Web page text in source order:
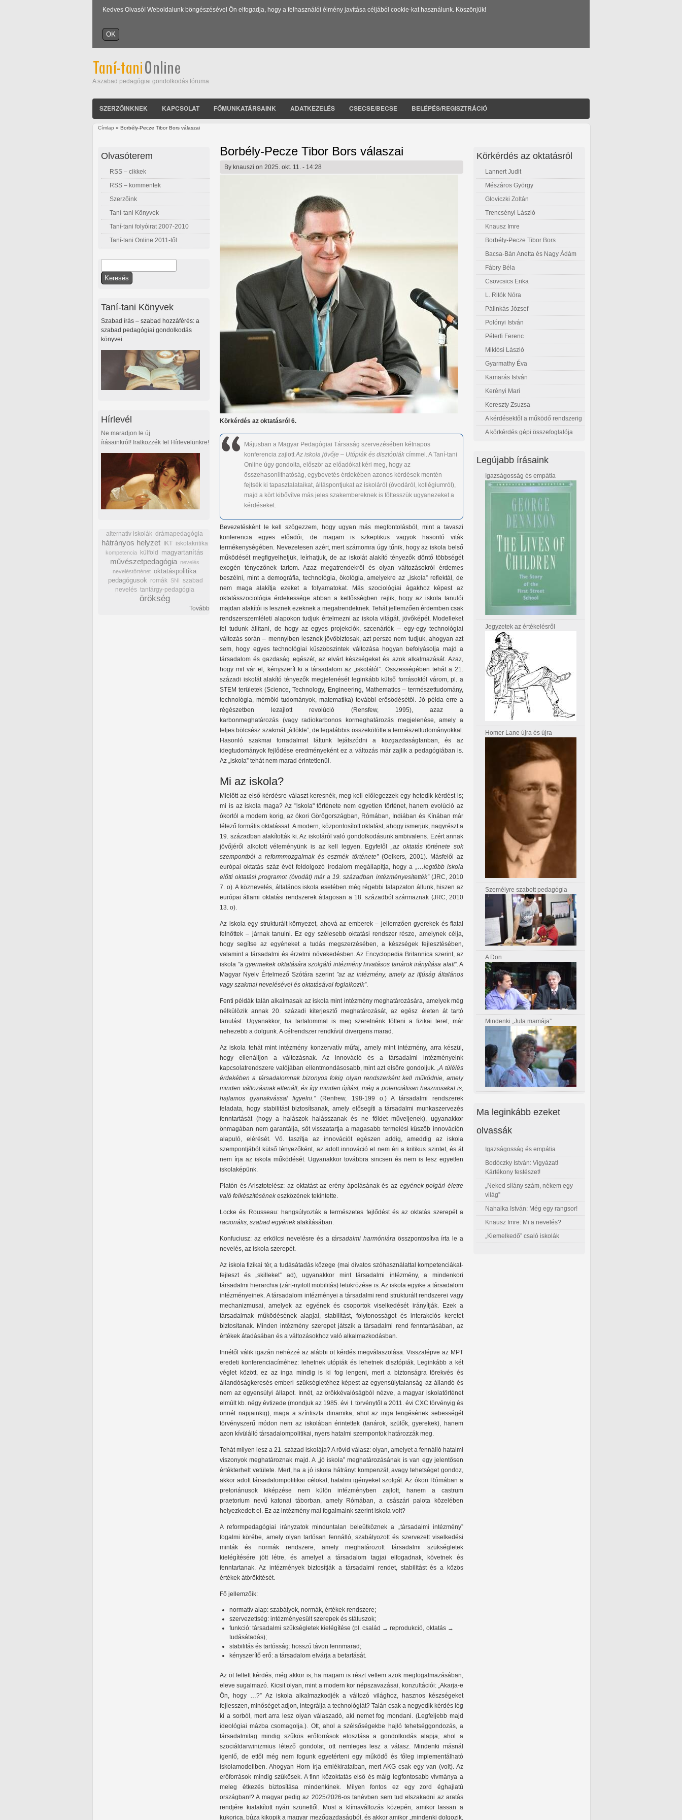
Kedves Olvasó! Weboldalunk böngészésével Ön elfogadja, hogy a felhasználói élmény javítása céljából cookie-kat használunk. Köszönjük!
A szabad pedagógiai gondolkodás fóruma
SZERZŐINKNEK KAPCSOLAT FŐMUNKATÁRSAINK ADATKEZELÉS CSECSE/BECSE BELÉPÉS/REGISZTRÁCIÓ
Címlap » Borbély-Pecze Tibor Bors válaszai
Borbély-Pecze Tibor Bors válaszai
By knauszi on 2025. okt. 11. - 14:28
Körkérdés az oktatásról 6.
Májusban a Magyar Pedagógiai Társaság szervezésében kétnapos
konferencia zajlottAz iskola jövője – Utópiák és disztópiák címmel. A Taní-tani
Online úgy gondolta, először az előadókat kéri meg, hogy az
összehasonlíthatóság, egybevetés érdekében azonos kérdések mentén
fejtsék ki tapasztalataikat, álláspontjukat az iskoláról (óvodáról, kollégiumról),
majd a kört kibővítve más jeles szakembereknek is föltesszük ugyanezeket a
kérdéseket.
Bevezetésként le kell szögezzem, hogy ugyan más megfontolásból, mint a tavaszi
konferencia egyes előadói, de magam is szkeptikus vagyok hasonló viták
termékenységében. Nevezetesen azért, mert számomra úgy tűnik, hogy az iskola belső
működését megfigyelhetjük, leírhatjuk, de az iskolát alakító tényezők döntő többségét
exogén tényezőnek tartom. Azaz megatrendekről és olyan változásokról érdemes
beszélni, mint a demográfia, technológia, ökológia, amelyekre az „iskola” reflektál, de
nem maga alakítja ezeket a folyamatokat. Más szociológiai ágakhoz képest az
oktatásszociológia érdekessége abban a kettősségben rejlik, hogy az iskola tanulói
majdan alakítói is lesznek ezeknek a megatrendeknek. Tehát jellemzően érdemben csak
rendszerszemléleti alapokon tudjuk értelmezni az iskola világát, jövőképét. Modelleket
fel tudunk állítani, de hogy az egyes projekciók, szcenáriók – egy-egy technológiai
változás során – mennyiben lesznek jövőbiztosak, azt persze nem tudjuk, ahogyan azt
sem, hogy egyes technológiai küszöbszintek változása hogyan befolyásolja majd a
társadalom és gazdaság egészét, az elvárt készségeket és azok alkalmazását. Azaz,
hogy mit vár el, kényszerít ki a társadalom az „iskolától”. Összességében tehát a 21.
századi iskolát alakító tényezők megjelenését leginkább külső forrásoktól várom, pl. a
STEM területek (Science, Technology, Engineering, Mathematics – természettudomány,
technológia, mérnöki tudományok, matematika) további erősödésétől. Jó példa erre a
régészetben lezajlott revolúció (Rensfew, 1995), azaz a
karbonmeghatározás (vagy radiokarbonos kormeghatározás megjelenése, amely a
teljes bölcsész szakmát „átlökte”, de legalábbis összekötötte a természettudományokkal.
Hasonló szakmai forradalmat láttunk lejátszódni a közgazdaságtanban, és az
idegtudományok fejlődése eredményeként ez a változás már zajlik a pedagógiában is.
Az „iskola” tehát nem marad érintetlenül.
Mi az iskola?
Mielőtt az első kérdésre választ keresnék, meg kell előlegezzek egy hetedik kérdést is;
mi is az iskola maga? Az "iskola" története nem egyetlen történet, hanem evolúció az
ókortól a modern korig, az ókori Görögországban, Rómában, Indiában és Kínában már
létező formális oktatással. A modern, központosított oktatást, ahogy ismerjük, nagyrészt a
19. században alakították ki. Az iskoláról való gondolkodásunk ambivalens. Ezért annak
jövőjéről alkotott véleményünk is az kell legyen. Egyfelől„az oktatás története sok
szempontból a reformmozgalmak és eszmék története”(Oelkers, 2001). Másfelől az
európai oktatás száz évét feldolgozó irodalom megállapítja, hogy a „…legtöbb iskola
előtti oktatási programot (óvodát) már a 19. században intézményesítették”(JRC, 2010
7. o). A köznevelés, általános iskola esetében még régebbi talapzaton állunk, hiszen az
európai állami oktatási rendszerek átlagosan a 18. századból származnak (JRC, 2010
13. o).
Az iskola egy strukturált környezet, ahová az emberek – jellemzően gyerekek és fiatal
felnőttek – járnak tanulni. Ez egy szélesebb oktatási rendszer része, amelynek célja,
hogy segítse az egyéneket a tudás megszerzésében, a készségek fejlesztésében,
valamint a társadalmi és érzelmi növekedésben. Az Encyclopedia Britannica szerint, az
iskola "a gyermekek oktatására szolgáló intézmény hivatásos tanárok irányítása alatt”. A
Magyar Nyelv Értelmező Szótára szerint ”az az intézmény, amely az ifjúság általános
vagy szakmai nevelésével és oktatásával foglalkozik”.
Fenti példák talán alkalmasak az iskola mint intézmény meghatározására, amelyek még
nélkülözik annak 20. századi kiterjesztő meghatározását, az egész életen át tartó
tanulást. Ugyanakkor, ha tartalommal is meg szeretnénk tölteni a fizikai teret, már
nehezebb a dolgunk. A célrendszer rendkívül divergens marad.
Az iskola tehát mint intézmény konzervatív műfaj, amely mint intézmény, arra készül,
hogy ellenálljon a változásnak. Az innováció és a társadalmi intézményeink
kapcsolatrendszere valójában ellentmondásosabb, mint azt elsőre gondoljuk.„A túlélés
érdekében a társadalomnak bizonyos fokig olyan rendszerként kell működnie, amely
minden változásnak ellenáll, és így minden újítást, még a potenciálisan hasznosakat is,
hajlamos gyanakvással figyelni.”(Renfrew, 198-199 o.) A társadalmi rendszerek
feladata, hogy stabilitást biztosítsanak, amely elősegíti a társadalmi munkaszervezés
fenntartását (hogy a halászok halásszanak és ne földet műveljenek), ugyanakkor
önmagában nem garantálja, sőt visszatartja a magasabb termelési küszöb innováción
alapuló, elérését. Vö. taszítja az innovációt egészen addig, ameddig az iskola
szempontjából külső tényezőként, az adott innováció el nem éri a kritikus szintet, és át
nem írja az iskola működését. Ugyanakkor továbbra sincsen és nem is lesz egyetlen
iskolaképünk.
Platón és Arisztotelész: az oktatást az erény ápolásának és az egyének polgári életre
való felkészítésénekeszközének tekintette.
Locke és Rousseau: hangsúlyozták a természetes fejlődést és az oktatás szerepét a
racionális, szabad egyénekalakításában.
Konfuciusz: az erkölcsi nevelésre és a társadalmi harmóniára összpontosítva írta le a
nevelés, az iskola szerepét.
Az iskola fizikai tér, a tudásátadás közege (mai divatos szóhasználattal kompetenciákat-
fejleszt és „skilleket” ad), ugyanakkor mint társadalmi intézmény, a mindenkori
társadalmi hierarchia (zárt-nyitott mobilitás) letükrözése is. Az iskola egyike a társadalom
intézményeinek. A társadalom intézményei a társadalmi rend strukturált rendszerei vagy
mechanizmusai, amelyek az egyének és csoportok viselkedését irányítják. Ezek a
társadalmak működésének alapjai, stabilitást, folytonosságot és interakciós keretet
biztosítanak. Minden intézmény szerepet játszik a társadalmi rend fenntartásában, az
értékek átadásában és a változásokhoz való alkalmazkodásban.
Innétől válik igazán nehézzé az alábbi öt kérdés megválaszolása. Visszalépve az MPT
eredeti konferenciacíméhez: lehetnek utópiák és lehetnek disztópiák. Leginkább a két
véglet között, ez az inga mindig is ki fog lengeni, mert a biztonságra törekvés és
állandóságkeresés emberi szükségletéhez képest az egyensúlytalanság az állandó és
nem az egyensúlyi állapot. Innét, az örökkévalóságból nézve, a magyar iskolatörténet
elmúlt kb. négy évtizede (mondjuk az 1985. évi I. törvénytől a 2011. évi CXC törvényig és
onnét napjainkig), maga a színtiszta dinamika, ahol az inga lengésének sebességét
törvényszerű módon nem az iskolában érintettek (tanárok, szülők, gyerekek), hanem
azon kívülálló társadalompolitikai, nyers hatalmi szempontok határozzák meg.
Tehát milyen lesz a 21. század iskolája? A rövid válasz: olyan, amelyet a fennálló hatalmi
viszonyok meghatároznak majd. A „jó iskola” meghatározásának is van egy jelentősen
értékterhelt vetülete. Mert, ha a jó iskola hátrányt kompenzál, avagy tehetséget gondoz,
akkor adott társadalompolitikai célokat, hatalmi igényeket szolgál. Az ókori Rómában a
pretoriánusok kiképzése nem külön intézményben zajlott, hanem a castrum
praetorium nevű katonai táborban, amely Rómában, a császári palota közelében
helyezkedett el. Ez az intézmény mai fogalmaink szerint iskola volt?
A reformpedagógiai irányzatok minduntalan beleütköznek a „társadalmi intézmény”
fogalmi körébe, amely olyan tartósan fennálló, szabályozott és szervezett viselkedési
minták és normák rendszere, amely meghatározott társadalmi szükségletek
kielégítésére jött létre, és amelyet a társadalom tagjai elfogadnak, követnek és
fenntartanak. Az intézmények biztosítják a társadalmi rendet, stabilitást és a közös
értékek átörökítését.
Fő jellemzőik:
normatív alap: szabályok, normák, értékek rendszere;
szervezettség: intézményesült szerepek és státuszok;
funkció: társadalmi szükségletek kielégítése (pl. család → reprodukció, oktatás →
tudásátadás);
stabilitás és tartósság: hosszú távon fennmarad;
kényszerítő erő: a társadalom elvárja a betartását.
Az öt feltett kérdés, még akkor is, ha magam is részt vettem azok megfogalmazásában,
eleve sugalmazó. Kicsit olyan, mint a modern kor népszavazásai, konzultációi: „Akarja-e
Ön, hogy …?” Az iskola alkalmazkodjék a változó világhoz, hasznos készségeket
fejlesszen, minőséget adjon, integrálja a technológiát? Talán csak a negyedik kérdés lóg
ki a sorból, mert arra lesz olyan válaszadó, aki nemet fog mondani. (Legfeljebb majd
ideológiai mázba csomagolja.). Ott, ahol a szélsőségekbe hajló tehetséggondozás, a
társadalmilag mindig szűkös erőforrások elosztása a gondolkodás alapja, ahol a
szociáldarwinizmius létező gondolat, ott nemleges lesz a válasz. Mindenki másnál
igenlő, de ettől még nem fogunk egyetérteni egy működő és főleg implementálható
iskolamodellben. Ahogyan Horn írja emlékirataiban, mert AKG csak egy van (volt). Az
erőforrások mindig szűkösek. A finn közoktatás első és máig legfontosabb vívmánya a
meleg étkezés biztosítása mindenkinek. Milyen fontos ez egy zord éghajlatú
országban!? A magyar pedig az 2025/2026-os tanévben sem tud elszakadni az aratás
rendjére kialakított nyári szünettől. Most a klímaváltozás közepén, amikor lassan a
kukorica, búza kikopik a magyar mezőgazdaságból, és akkor amikor „mindenki dolgozik,
Olvasóterem
RSS – cikkek
RSS – kommentek
Szerzőink
Taní-tani Könyvek
Taní-tani folyóirat 2007-2010
Taní-tani Online 2011-től
Keresés űrlap
Taní-tani Könyvek
Szabad írás – szabad hozzáférés: a
szabad pedagógiai gondolkodás
könyvei.
Hírlevél
Ne maradjon le új
írásainkról! Iratkozzék fel Hírlevelünkre!
alternatív iskolák drámapedagógia
hátrányos helyzet IKT iskolakritika
kompetencia külföld magyartanítás
művészetpedagógia
nevelés
neveléstörténet oktatáspolitika
pedagógusok romák SNI szabad
nevelés tantárgy-pedagógia
örökség
Tovább
Körkérdés az oktatásról
Lannert Judit
Mészáros György
Gloviczki Zoltán
Trencsényi László
Knausz Imre
Borbély-Pecze Tibor Bors
Bacsa-Bán Anetta és Nagy Ádám
Fábry Béla
Csovcsics Erika
L. Ritók Nóra
Pálinkás József
Polónyi István
Péterfi Ferenc
Miklósi László
Gyarmathy Éva
Kamarás István
Kerényi Mari
Kereszty Zsuzsa
A kérdésektől a működő rendszerig
A körkérdés gépi összefoglalója
Legújabb írásaink
Igazságosság és empátia
Jegyzetek az értékelésről
Homer Lane újra és újra
Személyre szabott pedagógia
A Don
Mindenki „Jula mamája”
Ma leginkább ezeket
olvassák
Igazságosság és empátia
Bodóczky István: Vigyázat!
Kártékony festészet!
„Neked silány szám, nékem egy
világ”
Nahalka István: Még egy rangsor!
Knausz Imre: Mi a nevelés?
„Kiemelkedő” csaló iskolák